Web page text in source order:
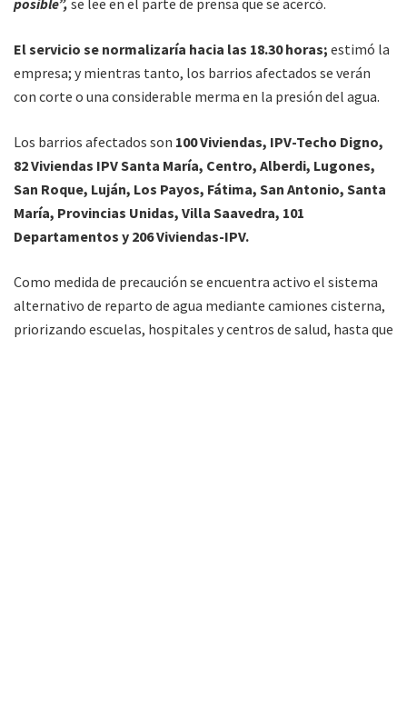
posible”, se lee en el parte de prensa que se acercó.
El servicio se normalizaría hacia las 18.30 horas; estimó la
empresa; y mientras tanto, los barrios afectados se verán
con corte o una considerable merma en la presión del agua.
Los barrios afectados son 100 Viviendas, IPV-Techo Digno,
82 Viviendas IPV Santa María, Centro, Alberdi, Lugones,
San Roque, Luján, Los Payos, Fátima, San Antonio, Santa
María, Provincias Unidas, Villa Saavedra, 101
Departamentos y 206 Viviendas-IPV.
Como medida de precaución se encuentra activo el sistema
alternativo de reparto de agua mediante camiones cisterna,
priorizando escuelas, hospitales y centros de salud, hasta que